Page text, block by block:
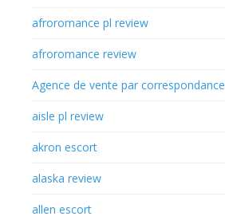
afroromance pl review
afroromance review
Agence de vente par correspondance
aisle pl review
akron escort
alaska review
allen escort